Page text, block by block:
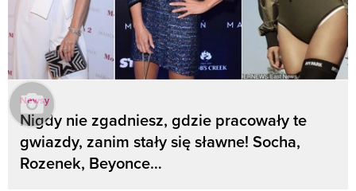
Newsy
Nigdy nie zgadniesz, gdzie pracowały te
gwiazdy, zanim stały się sławne! Socha,
Rozenek, Beyonce…